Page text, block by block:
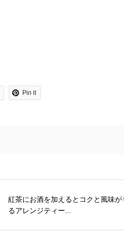
Pin it
紅茶にお酒を加えるとコクと風味が
るアレンジティー...